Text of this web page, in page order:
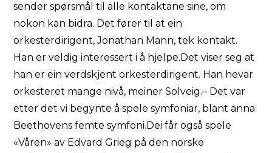
sender spørsmål til alle kontaktane sine, om
nokon kan bidra. Det fører til at ein
orkesterdirigent, Jonathan Mann, tek kontakt.
Han er veldig interessert i å hjelpe.Det viser seg at
han er ein verdskjent orkesterdirigent. Han hevar
orkesteret mange nivå, meiner Solveig.– Det var
etter det vi begynte å spele symfoniar, blant anna
Beethovens femte symfoni.Dei får også spele
«Våren» av Edvard Grieg på den norske